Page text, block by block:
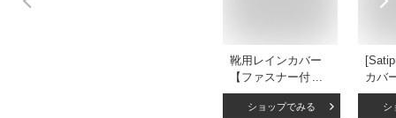
靴用レインカバー
【ファスナー付き】
シューズカバー 長
靴 雨靴 雨用カバー
ショップでみる
カバ
査機
ンシ
シ